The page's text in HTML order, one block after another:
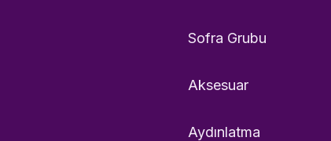
Sofra Grubu
Aksesuar
Aydınlatma